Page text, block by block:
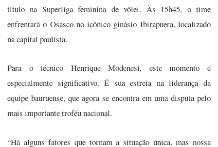
título na Superliga feminina de vôlei. Às 15h45, o time
enfrentará o Osasco no icônico ginásio Ibirapuera, localizado
na capital paulista.
Para o técnico Henrique Modenesi, este momento é
especialmente significativo. É sua estreia na liderança da
equipe bauruense, que agora se encontra em uma disputa pelo
mais importante troféu nacional.
“Há alguns fatores que tornam a situação única, mas nossa